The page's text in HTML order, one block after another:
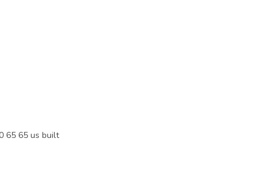
65 65 us built